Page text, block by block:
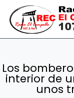
Los
interior de
unos